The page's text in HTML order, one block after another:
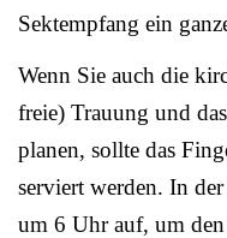
Sektempfang ein
Wenn Sie auch die
freie) Trauung und
planen, sollte das
serviert werden. In
um 6 Uhr auf, um